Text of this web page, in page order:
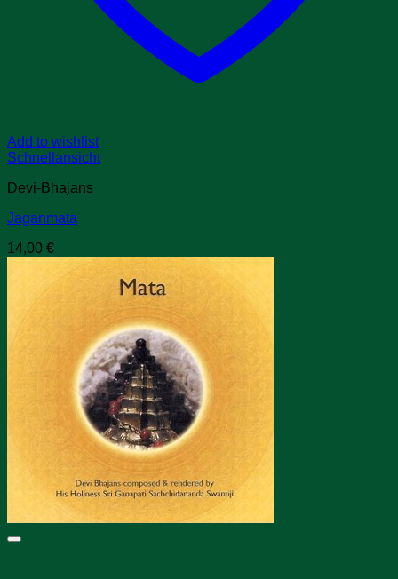
Add to wishlist
Schnellansicht
Devi-Bhajans
Jaganmata
14,00 €